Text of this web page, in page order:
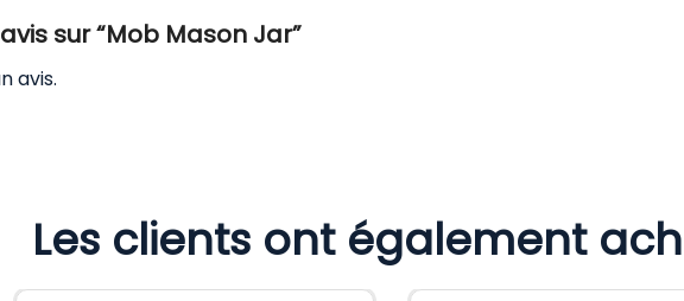
sur “Mob Mason Jar”
avis.
Les clients ont également